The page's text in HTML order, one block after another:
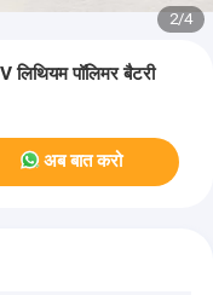
2/4
पॉलिमर बैटरी
अब बात करो